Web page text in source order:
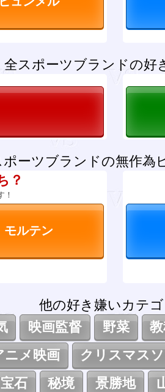
全スポーツブランドの好
ポーツブランドの無作為
？
！
他の好き嫌いカテ
映画監督 野菜
ニメ映画 クリスマス
宝石 秘境 景勝地